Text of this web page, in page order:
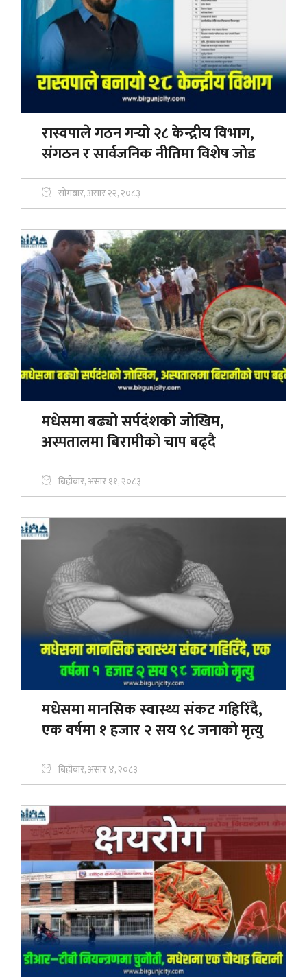
रास्वपाले गठन गर्‍यो २८ केन्द्रीय विभाग,
संगठन र सार्वजनिक नीतिमा विशेष जोड
सोमबार, असार २२, २०८३
मधेसमा बढ्यो सर्पदंशको जोखिम,
अस्पतालमा बिरामीको चाप बढ्दै
बिहीबार, असार ११, २०८३
मधेसमा मानसिक स्वास्थ्य संकट गहिरिँदै,
एक वर्षमा १ हजार २ सय ९८ जनाको मृत्यु
बिहीबार, असार ४, २०८३